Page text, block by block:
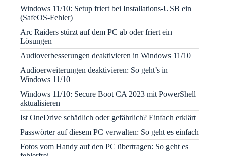
Windows 11/10: Setup friert bei Installations-USB ein
(SafeOS-Fehler)
Arc Raiders stürzt auf dem PC ab oder friert ein –
Lösungen
Audioverbesserungen deaktivieren in Windows 11/10
Audioerweiterungen deaktivieren: So geht’s in
Windows 11/10
Windows 11/10: Secure Boot CA 2023 mit PowerShell
aktualisieren
Ist OneDrive schädlich oder gefährlich? Einfach erklärt
Passwörter auf diesem PC verwalten: So geht es einfach
Fotos vom Handy auf den PC übertragen: So geht es